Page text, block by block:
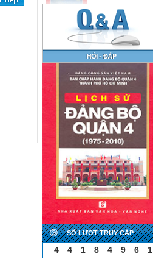
SỐ LƯỢT TRUY CẬP
4 4 1 8 4 9 6 1